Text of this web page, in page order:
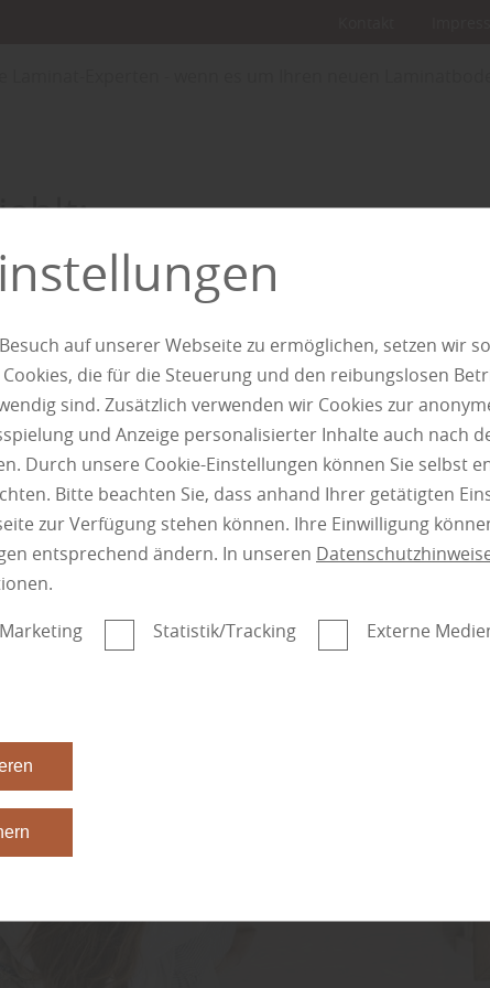
Laminat-
wenn es um
auf unserer Webseite zu ermöglichen, setzen wir
die für die Steuerung und den reibungslosen
sind. Zusätzlich verwenden wir Cookies zur
und Anzeige personalisierter Inhalte auch nach
Durch unsere Cookie-Einstellungen können Sie selbst
Bitte beachten Sie, dass anhand Ihrer getätigten
zur Verfügung stehen können. Ihre Einwilligung
entsprechend ändern. In unseren
Marketing Statistik/Tracking Externe